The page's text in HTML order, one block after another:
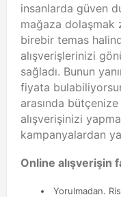
insanlarda güven
mağaza dolaşmak
birebir temas
alışverişlerinizi
sağladı. Bunun
fiyata
arasında
alışverişinizi
kampanyalardan
Online alışverişin
Yorulmadan.